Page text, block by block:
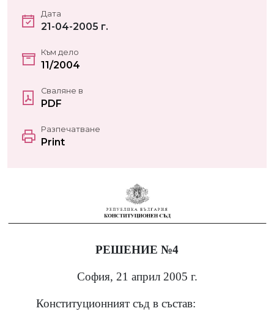
Дата
21-04-2005 г.
Към дело
11/2004
Сваляне в
PDF
Разпечатване
Print
РЕШЕНИЕ №4
София, 21 април 2005 г.
Конституционният съд в състав: